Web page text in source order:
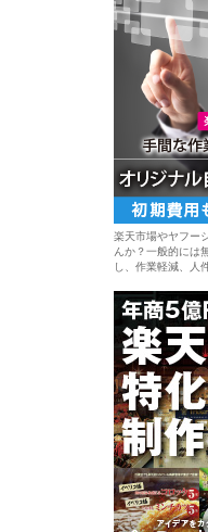
楽天市場やヤフー
んか？一般的には
し、作業軽減、人